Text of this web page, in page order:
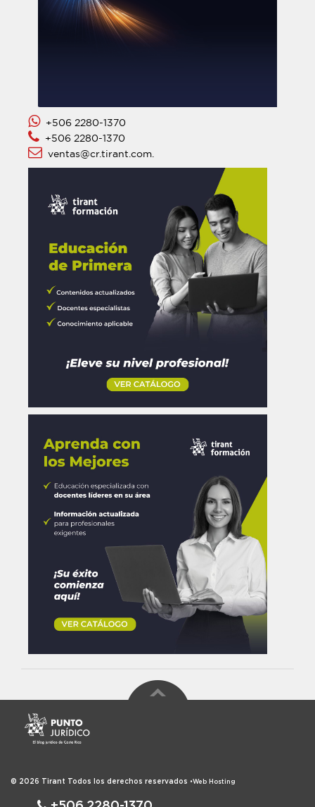
+506 2280-1370
+506 2280-1370
ventas@cr.tirant.com.
© 2026 Tirant Todos los derechos reservados •Web Hosting